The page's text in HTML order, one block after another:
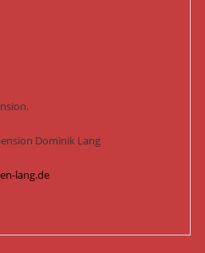
Dominik Lang
lang.de